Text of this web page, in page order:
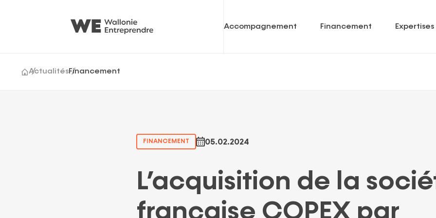
Accompagnement Financement Expertises
clé
ActualitésFinancement
FINANCEMENT 05.02.2024
L’acquisition de la
française COPEX par